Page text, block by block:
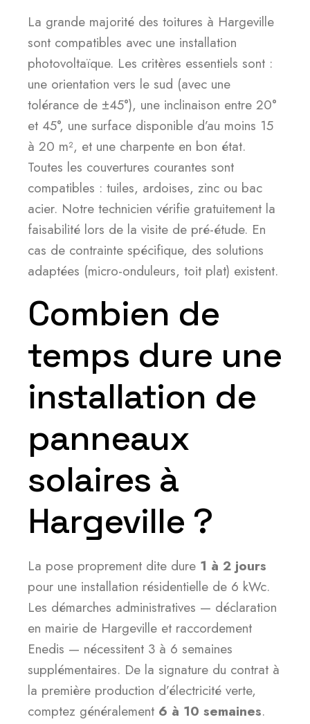
La grande majorité des toitures à Hargeville
sont compatibles avec une installation
photovoltaïque. Les critères essentiels sont :
une orientation vers le sud (avec une
tolérance de ±45°), une inclinaison entre 20°
et 45°, une surface disponible d’au moins 15
à 20 m², et une charpente en bon état.
Toutes les couvertures courantes sont
compatibles : tuiles, ardoises, zinc ou bac
acier. Notre technicien vérifie gratuitement la
faisabilité lors de la visite de pré-étude. En
cas de contrainte spécifique, des solutions
adaptées (micro-onduleurs, toit plat) existent.
Combien de
temps dure une
installation de
panneaux
solaires à
Hargeville ?
La pose proprement dite dure 1 à 2 jours
pour une installation résidentielle de 6 kWc.
Les démarches administratives — déclaration
en mairie de Hargeville et raccordement
Enedis — nécessitent 3 à 6 semaines
supplémentaires. De la signature du contrat à
la première production d’électricité verte,
comptez généralement 6 à 10 semaines.